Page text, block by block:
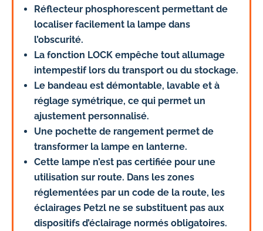
Réflecteur phosphorescent permettant de
localiser facilement la lampe dans
l’obscurité.
La fonction LOCK empêche tout allumage
intempestif lors du transport ou du stockage.
Le bandeau est démontable, lavable et à
réglage symétrique, ce qui permet un
ajustement personnalisé.
Une pochette de rangement permet de
transformer la lampe en lanterne.
Cette lampe n’est pas certifiée pour une
utilisation sur route. Dans les zones
réglementées par un code de la route, les
éclairages Petzl ne se substituent pas aux
dispositifs d’éclairage normés obligatoires.